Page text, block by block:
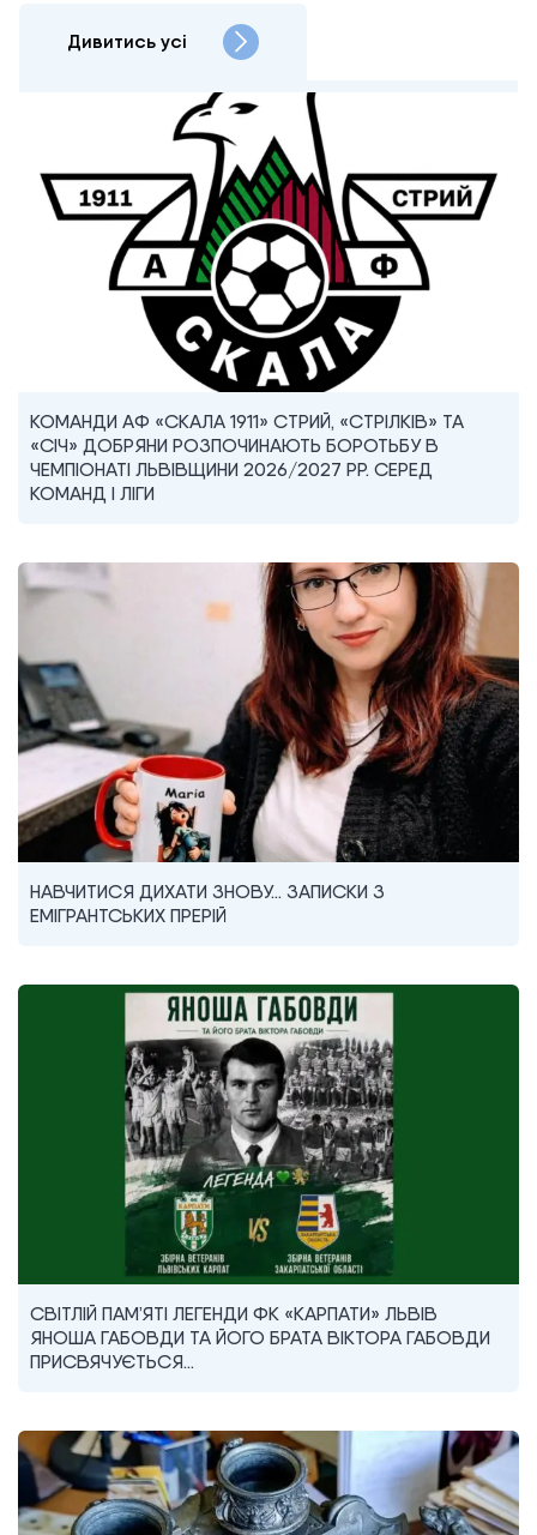
Дивитись усі
КОМАНДИ АФ «СКАЛА 1911» СТРИЙ, «СТРІЛКІВ» ТА
«СІЧ» ДОБРЯНИ РОЗПОЧИНАЮТЬ БОРОТЬБУ В
ЧЕМПІОНАТІ ЛЬВІВЩИНИ 2026/2027 РР. СЕРЕД
КОМАНД I ЛІГИ
НАВЧИТИСЯ ДИХАТИ ЗНОВУ… ЗАПИСКИ З
ЕМІГРАНТСЬКИХ ПРЕРІЙ
СВІТЛІЙ ПАМ’ЯТІ ЛЕГЕНДИ ФК «КАРПАТИ» ЛЬВІВ
ЯНОША ГАБОВДИ ТА ЙОГО БРАТА ВІКТОРА ГАБОВДИ
ПРИСВЯЧУЄТЬСЯ…